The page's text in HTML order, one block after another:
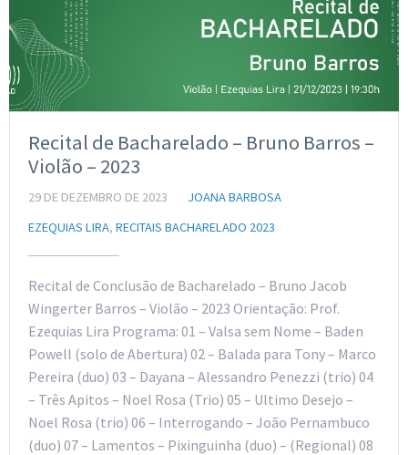
Recital de Bacharelado – Bruno Barros –
Violão – 2023
29 DE DEZEMBRO DE 2023
JOANA BARBOSA
EZEQUIAS LIRA, RECITAIS BACHARELADO 2023
Recital de Conclusão de Bacharelado – Bruno Jacob
Wingerter Barros – Violão – 2023 Orientação: Prof.
Ezequias Lira Programa: 01 – Valsa sem Nome – Baden
Powell (solo de Abertura) 02 – Balada para Tony – Marco
Pereira (duo) 03 – Dayana – Alessandro Penezzi (trio) 04
– Três Apitos – Noel Rosa (Trio) 05 – Ultimo Desejo –
Noel Rosa (trio) 06 – Interrogando – João Pernambuco
(duo) 07 – Lamentos – Pixinguinha (duo) – (Regional) 08